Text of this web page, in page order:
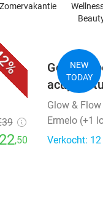
Zomervakantie
,50
NEW
TODAY
Glow & Flow
Ermelo (+1
Verkocht: 12